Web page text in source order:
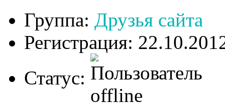
Группа: Друзья сайта
Регистрация:
Статус: